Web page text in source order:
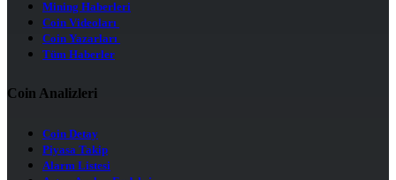
Mining Haberleri
Coin Videoları
Coin Yazarları
Tüm Haberler
Coin Analizleri
Coin Detay
Piyasa Takip
Alarm Listesi